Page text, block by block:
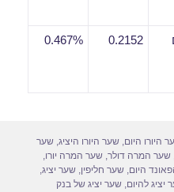
0.2152
0.467%
היורו היום,שער היורו היציג,שער
שער המרה דולר,שער המרה יורו,
היום,שער חליפין,שער יציג,
יציג להיום,שער יציג של בנק